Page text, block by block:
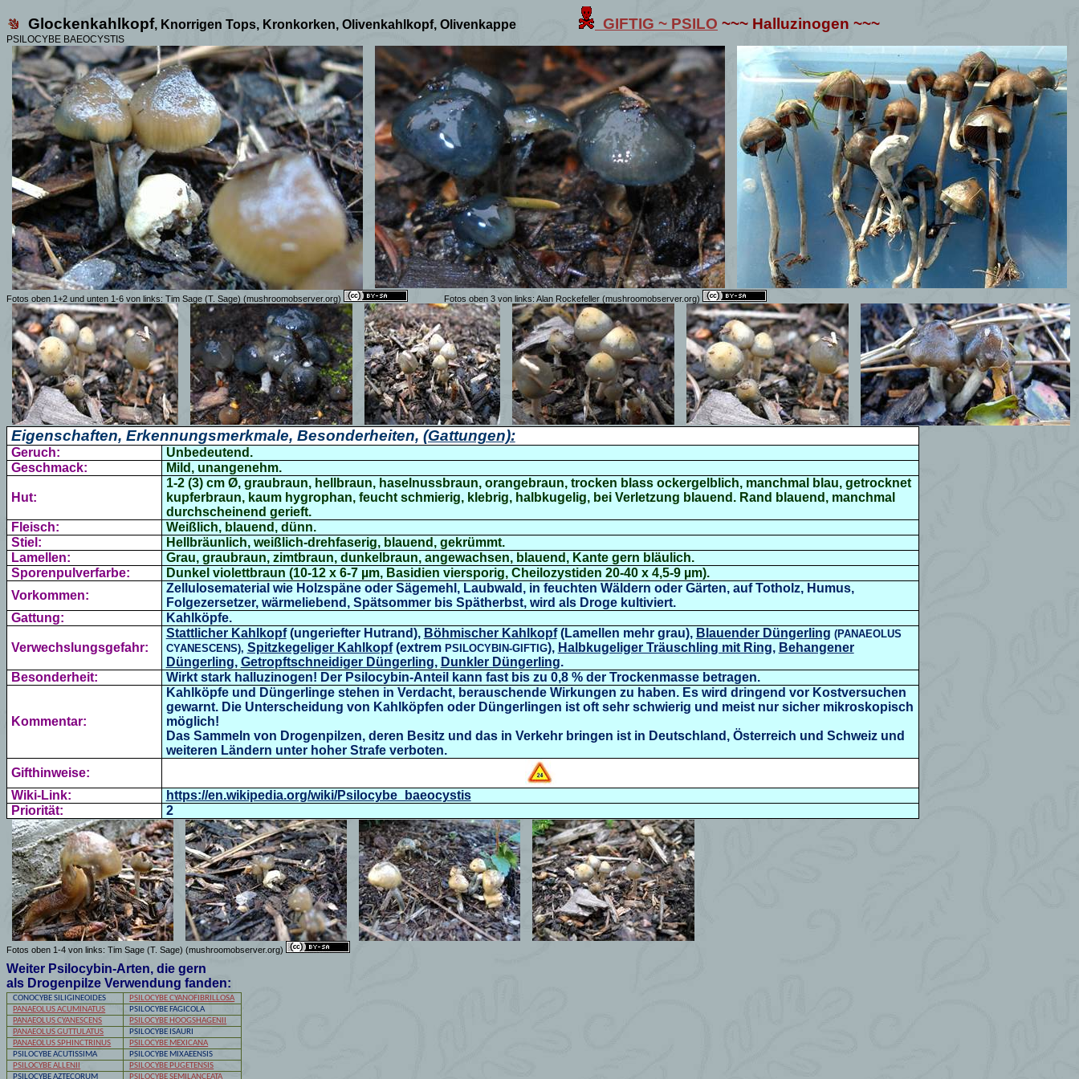
Glockenkahlkopf, Knorrigen Tops, Kronkorken, Olivenkahlkopf, Olivenkappe GIFTIG ~ PSILO ~~~ Halluzinogen ~~~
PSILOCYBE BAEOCYSTIS
Fotos oben 1+2 und unten 1-6 von links: Tim Sage (T. Sage) (mushroomobserver.org) Fotos oben 3 von links: Alan Rockefeller (mushroomobserver.org)
Eigenschaften, Erkennungsmerkmale, Besonderheiten, (Gattungen):
Geruch:
Unbedeutend.
Geschmack:
Mild, unangenehm.
Hut:
1-2 (3) cm Ø, graubraun, hellbraun, haselnussbraun, orangebraun, trocken blass ockergelblich, manchmal blau, getrocknet
kupferbraun, kaum hygrophan, feucht schmierig, klebrig, halbkugelig, bei Verletzung blauend. Rand blauend, manchmal
durchscheinend gerieft.
Fleisch:
Weißlich, blauend, dünn.
Stiel:
Hellbräunlich, weißlich-drehfaserig, blauend, gekrümmt.
Lamellen:
Grau, graubraun, zimtbraun, dunkelbraun, angewachsen, blauend, Kante gern bläulich.
Sporenpulverfarbe:
Dunkel violettbraun (10-12 x 6-7 µm, Basidien viersporig, Cheilozystiden 20-40 x 4,5-9 µm).
Vorkommen:
Zellulosematerial wie Holzspäne oder Sägemehl, Laubwald, in feuchten Wäldern oder Gärten, auf Totholz, Humus,
Folgezersetzer, wärmeliebend, Spätsommer bis Spätherbst, wird als Droge kultiviert.
Gattung:
Kahlköpfe.
Verwechslungsgefahr:
Stattlicher Kahlkopf(ungeriefter Hutrand), Böhmischer Kahlkopf(Lamellen mehr grau), Blauender Düngerling (PANAEOLUS
CYANESCENS), Spitzkegeliger Kahlkopf(extrem PSILOCYBIN-GIFTIG), Halbkugeliger Träuschling mit Ring, Behangener
Düngerling, Getropftschneidiger Düngerling, Dunkler Düngerling.
Besonderheit:
Wirkt stark halluzinogen! Der Psilocybin-Anteil kann fast bis zu 0,8 % der Trockenmasse betragen.
Kommentar:
Kahlköpfe und Düngerlinge stehen in Verdacht, berauschende Wirkungen zu haben. Es wird dringend vor Kostversuchen
gewarnt. Die Unterscheidung von Kahlköpfen oder Düngerlingen ist oft sehr schwierig und meist nur sicher mikroskopisch
möglich!
Das Sammeln von Drogenpilzen, deren Besitz und das in Verkehr bringen ist in Deutschland, Österreich und Schweiz und
weiteren Ländern unter hoher Strafe verboten.
Gifthinweise:
Wiki-Link:
https://en.wikipedia.org/wiki/Psilocybe_baeocystis
Priorität:
2
Fotos oben 1-4 von links: Tim Sage (T. Sage) (mushroomobserver.org)
Weiter Psilocybin-Arten, die gern
als Drogenpilze Verwendung fanden:
CONOCYBE SILIGINEOIDES
PSILOCYBE CYANOFIBRILLOSA
PANAEOLUS ACUMINATUS
PSILOCYBE FAGICOLA
PANAEOLUS CYANESCENS
PSILOCYBE HOOGSHAGENII
PANAEOLUS GUTTULATUS
PSILOCYBE ISAURI
PANAEOLUS SPHINCTRINUS
PSILOCYBE MEXICANA
PSILOCYBE ACUTISSIMA
PSILOCYBE MIXAEENSIS
PSILOCYBE ALLENII
PSILOCYBE PUGETENSIS
PSILOCYBEAZTECORUM PSILOCYBE SEMILANCEATA